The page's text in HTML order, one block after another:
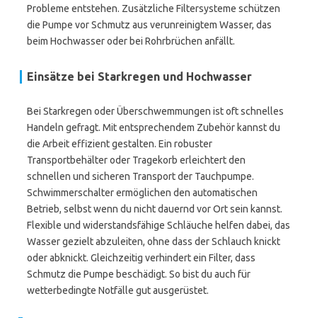
Probleme entstehen. Zusätzliche Filtersysteme schützen
die Pumpe vor Schmutz aus verunreinigtem Wasser, das
beim Hochwasser oder bei Rohrbrüchen anfällt.
Einsätze bei Starkregen und Hochwasser
Bei Starkregen oder Überschwemmungen ist oft schnelles
Handeln gefragt. Mit entsprechendem Zubehör kannst du
die Arbeit effizient gestalten. Ein robuster
Transportbehälter oder Tragekorb erleichtert den
schnellen und sicheren Transport der Tauchpumpe.
Schwimmerschalter ermöglichen den automatischen
Betrieb, selbst wenn du nicht dauernd vor Ort sein kannst.
Flexible und widerstandsfähige Schläuche helfen dabei, das
Wasser gezielt abzuleiten, ohne dass der Schlauch knickt
oder abknickt. Gleichzeitig verhindert ein Filter, dass
Schmutz die Pumpe beschädigt. So bist du auch für
wetterbedingte Notfälle gut ausgerüstet.